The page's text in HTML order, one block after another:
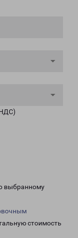
выбранному
стоимость